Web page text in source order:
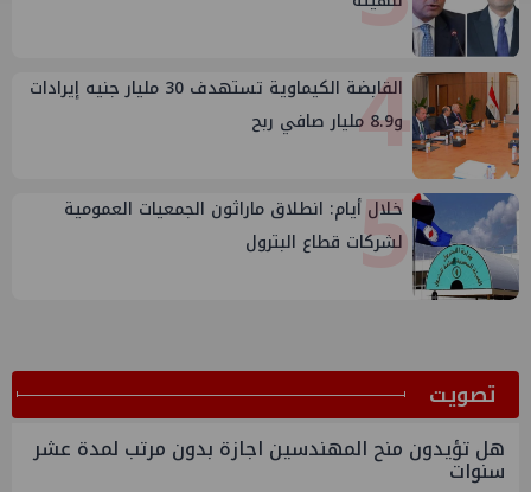
4
القابضة الكيماوية تستهدف 30 مليار جنيه إيرادات
و8.9 مليار صافي ربح
5
خلال أيام: انطلاق ماراثون الجمعيات العمومية
لشركات قطاع البترول
ﺗﺼﻮﻳﺖ
هل تؤيدون منح المهندسين اجازة بدون مرتب لمدة عشر
سنوات